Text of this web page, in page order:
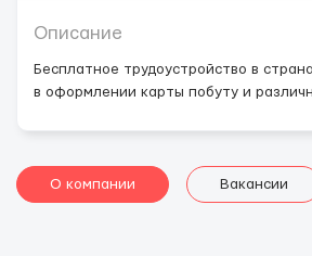
Описание
Бесплатное трудоустройство в
в оформлении карты побуту и
О компании Вакансии